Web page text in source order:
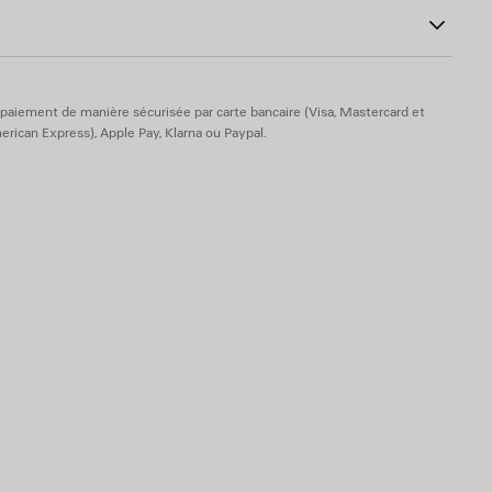
de manière sécurisée par carte bancaire (Visa, Mastercard et
Express), Apple Pay, Klarna ou Paypal.